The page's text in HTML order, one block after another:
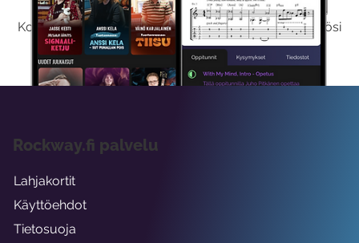
Kokeilemalla ilmaiseksi saat koko sisältömme käyttöösi
viikon ajaksi.
Rockway.fi palvelu
Lahjakortit
Käyttöehdot
Tietosuoja